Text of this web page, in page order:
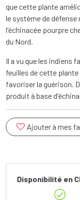
que cette plante
le système de défense
l'échinacée pourpre
du Nord.
Il a vu que les indiens
feuilles de cette
favoriser la guérison.
produit à base
Ajouter à mes
Disponibilité en